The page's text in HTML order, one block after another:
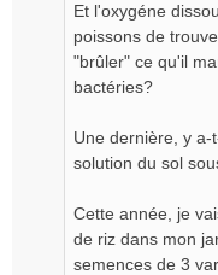
Et l'oxygéne
poissons de
"brûler" ce qu'il
bactéries?
Une dernière, y a-
solution du sol
Cette année, je
de riz dans mon
semences de 3